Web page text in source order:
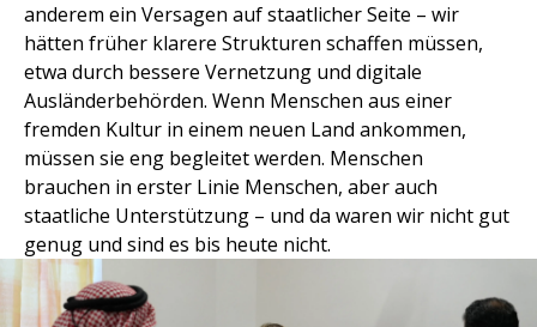
anderem ein Versagen auf staatlicher Seite – wir
hätten früher klarere Strukturen schaffen müssen,
etwa durch bessere Vernetzung und digitale
Ausländerbehörden. Wenn Menschen aus einer
fremden Kultur in einem neuen Land ankommen,
müssen sie eng begleitet werden. Menschen
brauchen in erster Linie Menschen, aber auch
staatliche Unterstützung – und da waren wir nicht gut
genug und sind es bis heute nicht.